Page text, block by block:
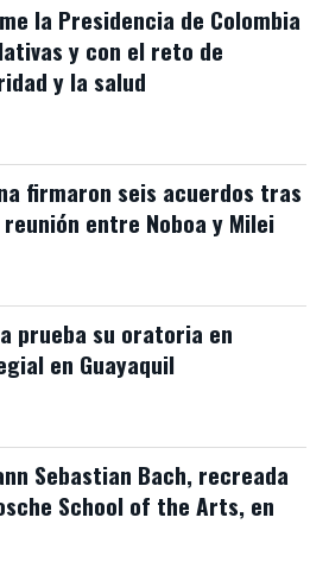
la Presidencia de Colombia
y con el reto de
y la salud
firmaron seis acuerdos tras
entre Noboa y Milei
prueba su oratoria en
en Guayaquil
Sebastian Bach, recreada
School of the Arts, en